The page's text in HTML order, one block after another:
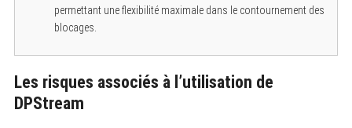
permettant une flexibilité maximale dans le contournement des
blocages.
Les risques associés à l’utilisation de
DPStream